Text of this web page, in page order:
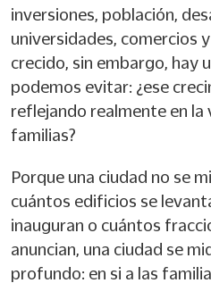
inversiones, población,
universidades, comercios
crecido, sin embargo, hay
podemos evitar: ¿ese
reflejando realmente en la
familias?
Porque una ciudad no se
cuántos edificios se
inauguran o cuántos
anuncian, una ciudad se
profundo: en si a las